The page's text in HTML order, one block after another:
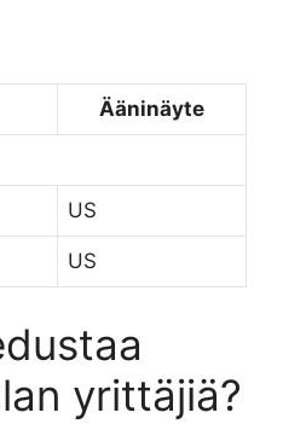
Ääninäyte
US
US
yrittäjiä?